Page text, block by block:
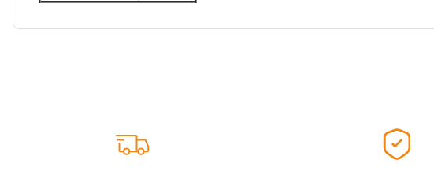
Ürün açıklamasında eksik bilgiler bulunuyor.